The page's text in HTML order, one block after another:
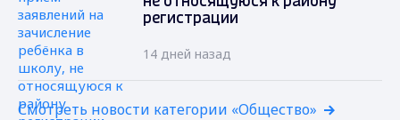
регистрации
14 дней назад
Смотреть новости категории «Общество»